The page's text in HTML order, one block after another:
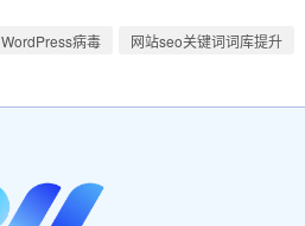
WordPress病毒
网站seo关键词词库提升